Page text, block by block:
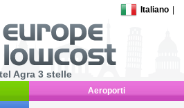
Italiano
Agra 3 stelle
Aeroporti